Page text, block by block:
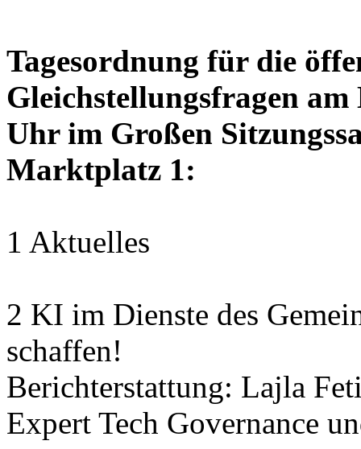
Tagesordnung für die
Gleichstellungsfragen
Uhr im Großen
Marktplatz 1:
1 Aktuelles
2 KI im Dienste des
schaffen!
Berichterstattung: Lajla
Expert Tech Governance